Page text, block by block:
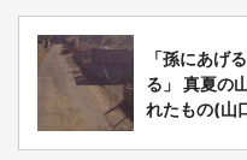
「孫にあげ
る」 真夏の
れたもの(山